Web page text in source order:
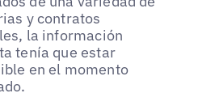
y contratos
la información
tenía que estar
en el momento